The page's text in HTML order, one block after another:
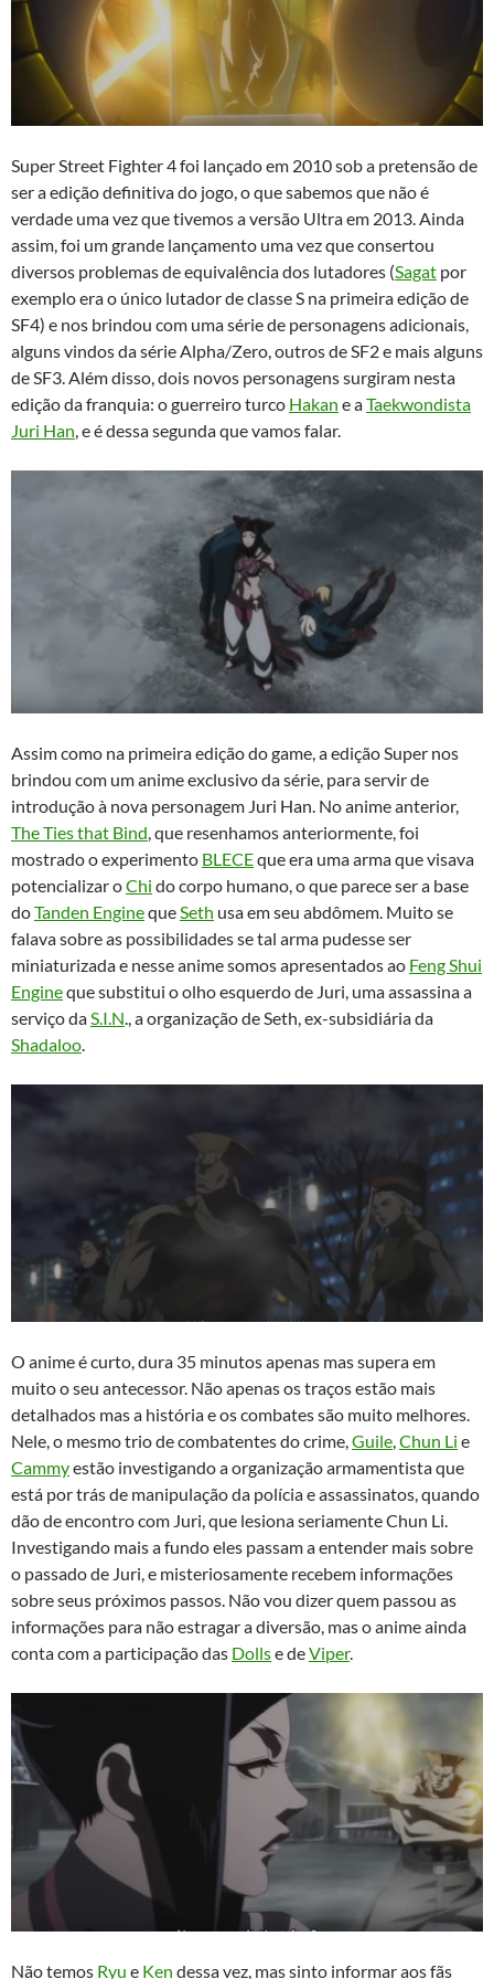
Super Street Fighter 4 foi lançado em 2010 sob a pretensão de
ser a edição definitiva do jogo, o que sabemos que não é
verdade uma vez que tivemos a versão Ultra em 2013. Ainda
assim, foi um grande lançamento uma vez que consertou
diversos problemas de equivalência dos lutadores (Sagat por
exemplo era o único lutador de classe S na primeira edição de
SF4) e nos brindou com uma série de personagens adicionais,
alguns vindos da série Alpha/Zero, outros de SF2 e mais alguns
de SF3. Além disso, dois novos personagens surgiram nesta
edição da franquia: o guerreiro turco Hakan e aTaekwondista
Juri Han, e é dessa segunda que vamos falar.
Assim como na primeira edição do game, a edição Super nos
brindou com um anime exclusivo da série, para servir de
introdução à nova personagem Juri Han. No anime anterior,
The Ties that Bind , que resenhamos anteriormente, foi
mostrado o experimento BLECEque era uma arma que visava
potencializar oChi do corpo humano, o que parece ser a base
doTanden Engineque Seth usa em seu abdômem. Muito se
falava sobre as possibilidades se tal arma pudesse ser
miniaturizada e nesse anime somos apresentados ao Feng Shui
Engineque substitui o olho esquerdo de Juri, uma assassina a
serviço da S.I.N ., a organização de Seth, ex-subsidiária da
Shadaloo
O anime é curto, dura 35 minutos apenas mas supera em
muito o seu antecessor. Não apenas os traços estão mais
detalhados mas a história e os combates são muito melhores.
Nele, o mesmo trio de combatentes do crime,Guile,Chun Li e
Cammyestão investigando a organização armamentista que
está por trás de manipulação da polícia e assassinatos, quando
dão de encontro com Juri, que lesiona seriamente Chun Li.
Investigando mais a fundo eles passam a entender mais sobre
o passado de Juri, e misteriosamente recebem informações
sobre seus próximos passos. Não vou dizer quem passou as
informações para não estragar a diversão, mas o anime ainda
conta com a participação das Dollse deViper.
Não temos Ryu e Ken dessa vez, mas sinto informar aos fãs